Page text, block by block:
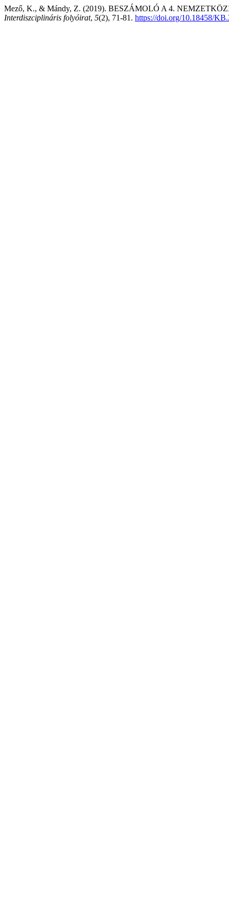
Mező, K., & Mándy, Z. (2019). BESZÁMOLÓ A 4.
Interdiszciplináris folyóirat, 5(2), 71-81. https://doi.org/10.18458/